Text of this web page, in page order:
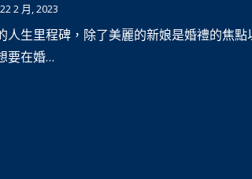
22 2 月, 2023
人生里程碑，除了美麗的新娘是婚禮的焦點
要在婚…